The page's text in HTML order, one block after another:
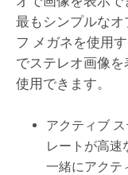
最もシンプルな
フ メガネを使用
でステレオ画像
使用できます。
アクティブ
レートが高速
一緒にアクテ